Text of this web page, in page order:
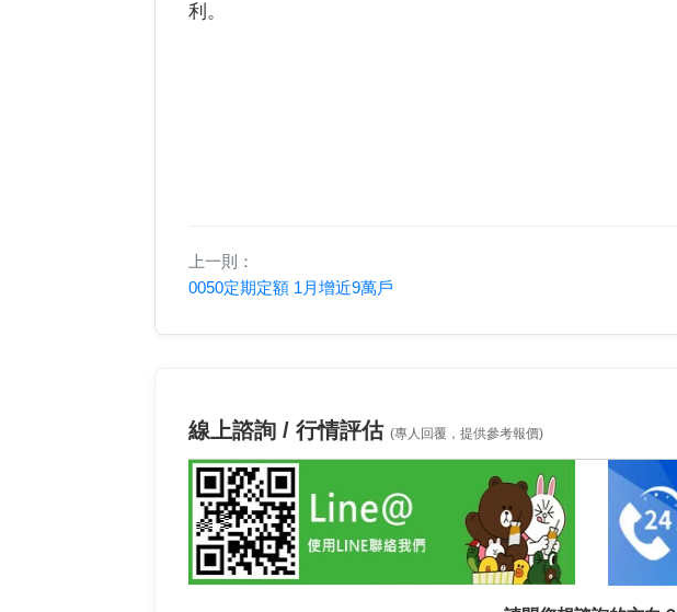
利。
上一則：
0050定期定額 1月增近9萬戶
線上諮詢 / 行情評估(專人回覆，提供參考報價)